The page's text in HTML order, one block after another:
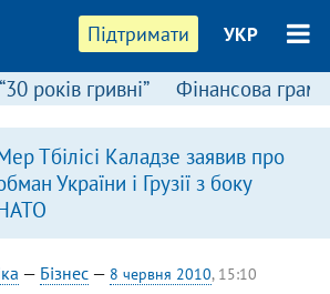
Підтримати УКР
“30 років гривні” Фінансова
Тбілісі Каладзе заявив про
України і Грузії з боку
— Бізнес— 8 червня 2010, 15:10